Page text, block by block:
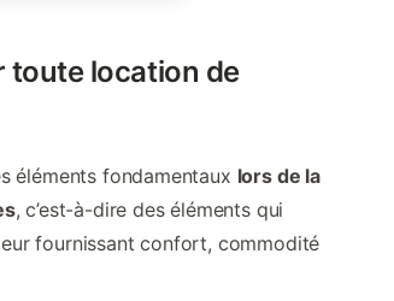
toute location de
éléments fondamentaux lors de la
, c’est-à-dire des éléments qui
fournissant confort, commodité